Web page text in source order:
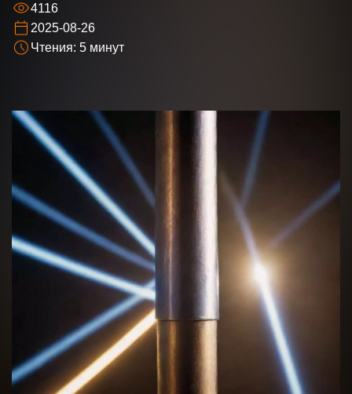
4116
2025-08-26
Чтения: 5 минут
Ваша идея/ вопрос
Получить консультацию